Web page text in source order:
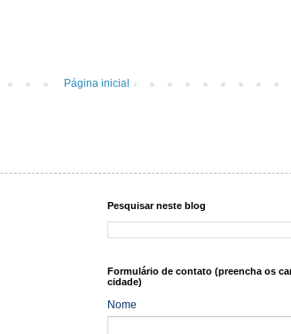
Página inicial
Pesquisar neste blog
Formulário de contato (preencha os
cidade)
Nome